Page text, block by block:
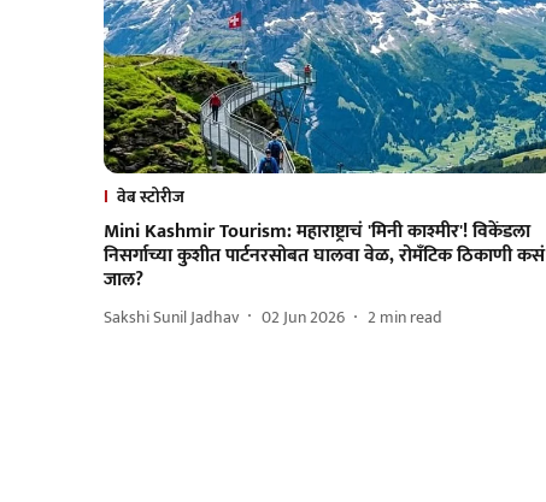
वेब स्टोरीज
Mini Kashmir Tourism: महाराष्ट्राचं 'मिनी काश्मीर'! विकेंडला
निसर्गाच्या कुशीत पार्टनरसोबत घालवा वेळ, रोमॅंटिक ठिकाणी कसं
जाल?
Sakshi Sunil Jadhav 02 Jun 2026 2min read